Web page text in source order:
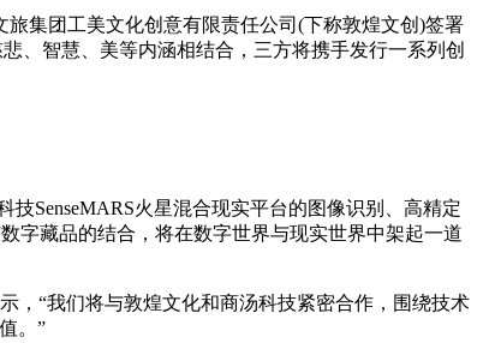
集团工美文化创意有限责任公司(下称敦煌文创)签署
、智慧、美等内涵相结合，三方将携手发行一系列创
SenseMARS火星混合现实平台的图像识别、高精定
字藏品的结合，将在数字世界与现实世界中架起一道
“我们将与敦煌文化和商汤科技紧密合作，围绕技术
。”